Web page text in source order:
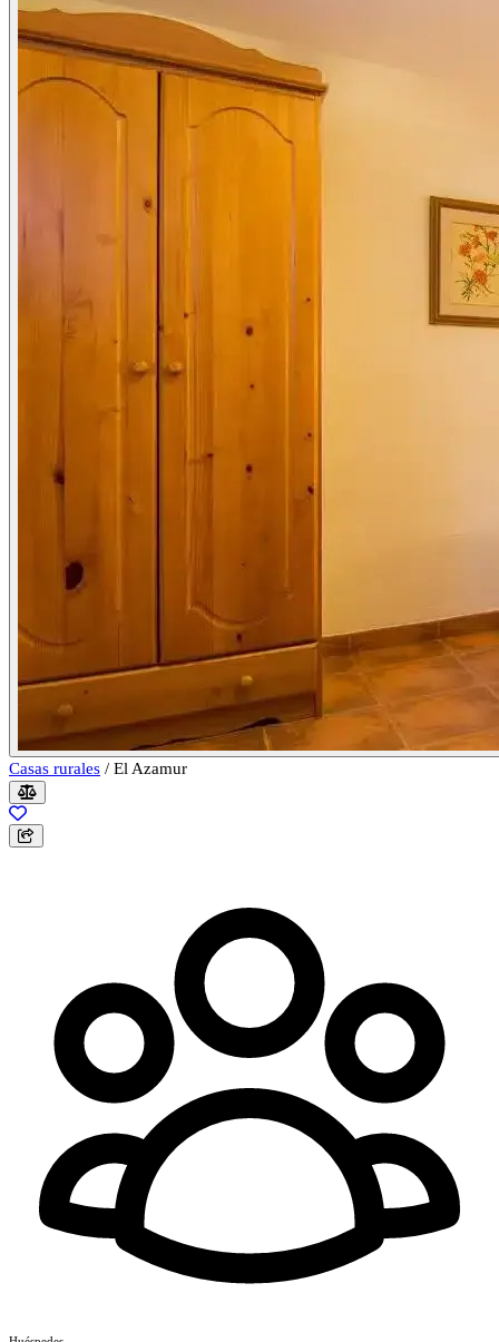
Casas rurales / El Azamur